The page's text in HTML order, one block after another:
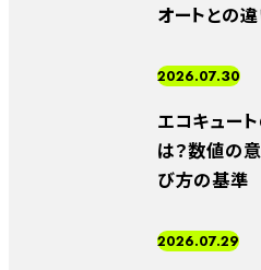
オートとの
2026.07.30
エコキュー
は？数値の
び方の基準
2026.07.29